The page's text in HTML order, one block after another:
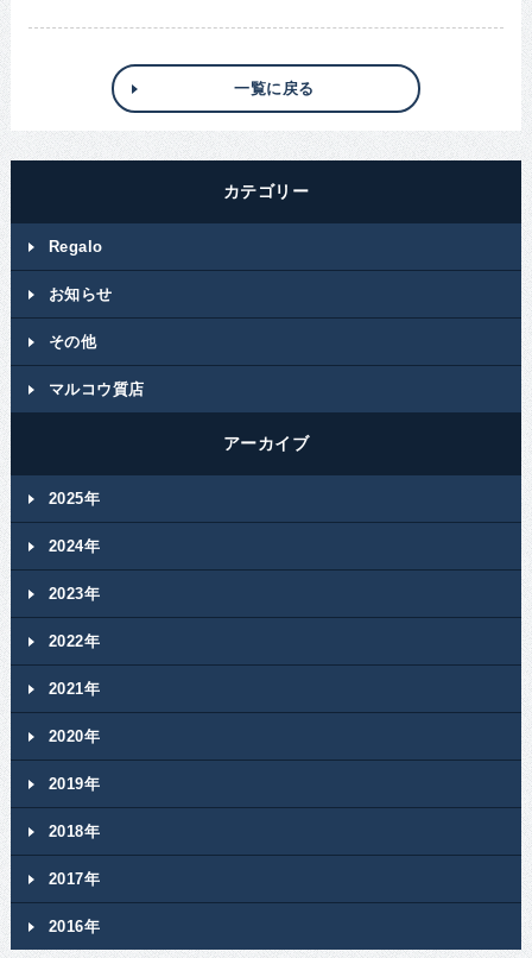
一覧に戻る
カテゴリー
Regalo
お知らせ
その他
マルコウ質店
アーカイブ
2025年
2024年
2023年
2022年
2021年
2020年
2019年
2018年
2017年
2016年